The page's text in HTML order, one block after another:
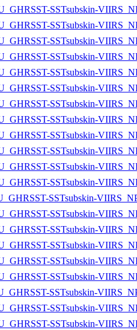
SSTsubskin-
SSTsubskin-
SSTsubskin-
SSTsubskin-
SSTsubskin-
SSTsubskin-
SSTsubskin-
SSTsubskin-
SSTsubskin-
SSTsubskin-
SSTsubskin-
SSTsubskin-
SSTsubskin-
SSTsubskin-
SSTsubskin-
SSTsubskin-
SSTsubskin-
SSTsubskin-
SSTsubskin-
SSTsubskin-
SSTsubskin-